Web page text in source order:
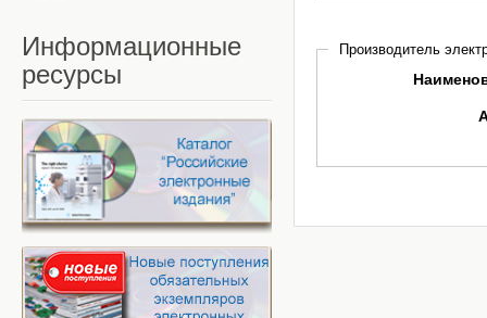
Производитель
Информационные
ресурсы